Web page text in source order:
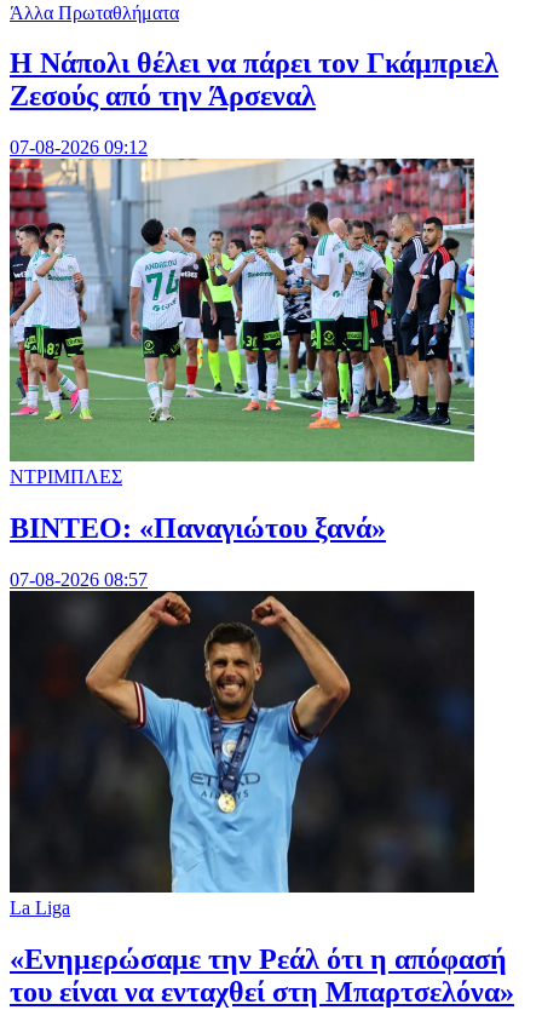
Άλλα Πρωταθλήματα
Η Νάπολι θέλει να πάρει τον Γκάμπριελ
Ζεσούς από την Άρσεναλ
07-08-2026 09:12
ΝΤΡΙΜΠΛΕΣ
ΒΙΝΤΕΟ: «Παναγιώτου ξανά»
07-08-2026 08:57
La Liga
«Ενημερώσαμε την Ρεάλ ότι η απόφασή
του είναι να ενταχθεί στη Μπαρτσελόνα»